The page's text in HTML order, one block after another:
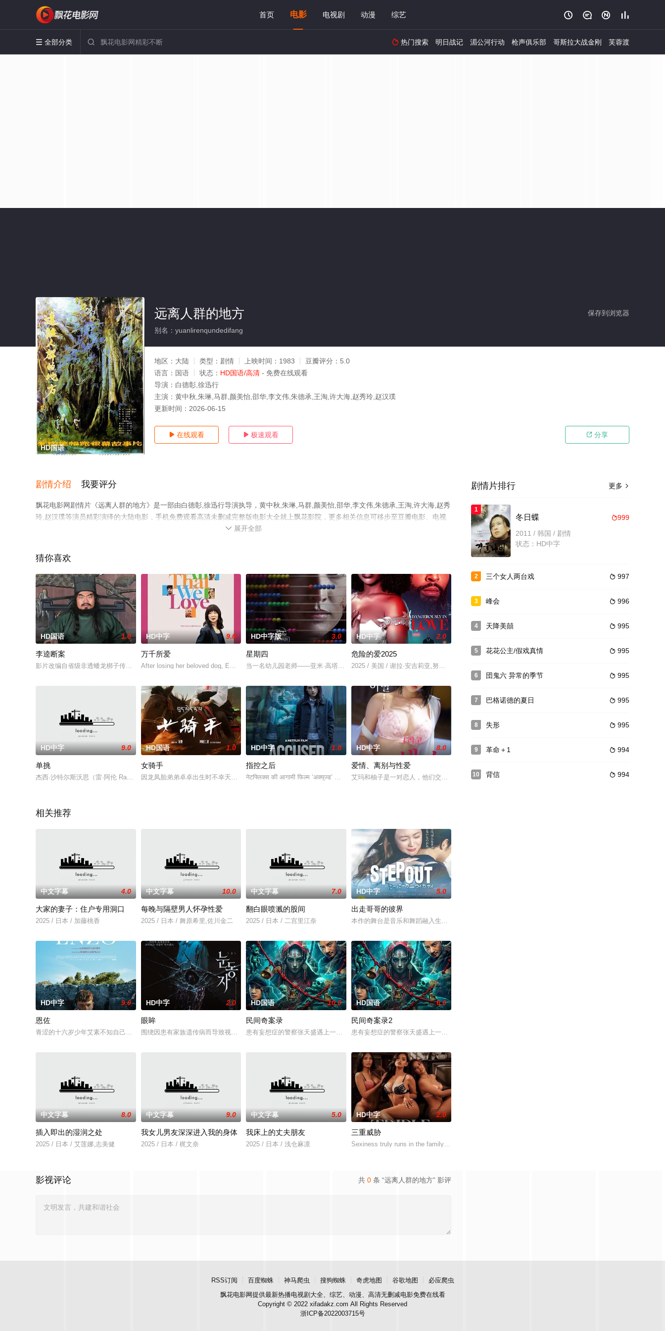
首页 电影 电视剧 动漫 综艺    
 全部分类   热门搜索 明日战记 湄公河行动 枪声俱乐部 哥斯拉大战金刚 芙蓉渡
HD国语
保存到浏览器
远离人群的地方
别名：yuanlirenqundedifang
地区： 大陆 类型： 剧情 上映时间： 1983 豆瓣评分： 5.0
语言： 国语 状态： HD国语/高清 - 免费在线观看
导演： 白德彰,徐迅行
主演： 黄中秋,朱琳,马群,颜美怡,邵华,李文伟,朱德承,王淘,许大海,赵秀玲,赵汉璞
更新时间： 2026-06-15
 在线观看  极速观看  分享
剧情介绍 我要评分
飘花电影网剧情片《远离人群的地方》是一部由白德彰,徐迅行导演执导，黄中秋,朱琳,马群,颜美怡,邵华,李文伟,朱德承,王淘,许大海,赵秀
玲,赵汉璞等演员精彩演绎的大陆电影，手机免费观看高清未删减完整版电影大全就上飘花影院，更多相关信息可移步至豆瓣电影、电视
。
 展开全部
猜你喜欢
HD国语 1.0
李逵断案
影片改编自省级非透蟠龙梆子传统剧目《李逵断案》，以蟠龙梆子戏曲艺术为表演形式，讲述梁山好汉李逵路遇不平官司，为伸张正义，自任寿张县
HD中字 9.0
万千所爱
After losing her beloved dog, Emma Gwon embarks on a heartwarming
HD中字版 3.0
星期四
当一名幼儿园老师——亚米·高塔姆绑架了 16 名小学生并提出一系列要求时，不仅震撼了孟买警察和城市，而且在全国及其政界人士中引起了
HD中字 2.0
危险的爱2025
2025 / 美国 / 谢拉·安吉莉亚,努努·瑟曼,西德尼·简妮
HD中字 9.0
单挑
杰西·沙特尔斯沃思（雷·阿伦 Ray Allen饰），全国有名的高中篮球明星。杰西一心希望在职业篮球生涯中闯出一片天下，然而却因为
HD国语 1.0
女骑手
因龙凤胎弟弟卓卓出生时不幸夭折，赛马冠军吾金将女儿央姆视如己出，以培养男儿之志的方式悉心教养。为承续父亲毕生夙愿，央姆矢志投身藏族
HD中字 1.0
指控之后
नेटफ्लिक्स की आगामी फिल्म ‘अक्यूज्ड’ सिर्फ एक थ्रिलर नहीं, बल्कि
HD中字 8.0
爱情、离别与性爱
艾玛和柚子是一对恋人，他们交往了一年，正在考虑结婚。但事实上，艾玛和公司经理才刚刚认识。一年后，
相关推荐
中文字幕 4.0
大家的妻子：住户专用洞口
2025 / 日本 / 加藤桃香
中文字幕 10.0
每晚与隔壁男人怀孕性爱
2025 / 日本 / 舞原希里,佐川金二
中文字幕 7.0
翻白眼喷溅的股间
2025 / 日本 / 二宫里江奈
HD中字 5.0
出走哥哥的彼界
本作的舞台是音乐和舞蹈融入生活的冲绳。与母亲朱音、妹妹舞一起生活的照屋踊，憧憬舞蹈学校的丽莎，开
HD中字 9.0
恩佐
青涩的十六岁少年艾素不知自己想要什么，却清楚自己不要什么：父母享受的中产生活、哥哥向往的名校前途。砌砖建墙，朴拙的体力劳动，来得实
HD中字 2.0
眼眸
围绕因患有家族遗传病而导致视力逐渐丧失的摄影师瑞真展开。在面对跨越视力障碍、好不容易成为陶艺家却离奇身亡的双胞胎妹妹瑞音时，瑞真孤
HD国语 10.0
民间奇案录
患有妄想症的警察张天盛遇上一起离奇的神像杀人事件，勘案过程中，牵引出“婴胎报仇”，“娘娘索命”等一连串妖异事件，张天盛虽被种种诡怪
HD国语 6.0
民间奇案录2
患有妄想症的警察张天盛遇上一起离奇的神像杀人事件，勘案过程中，牵引出“婴胎报仇”，“娘娘索命”等一连
中文字幕 8.0
插入即出的湿润之处
2025 / 日本 / 艾莲娜,志美健
中文字幕 9.0
我女儿男友深深进入我的身体
2025 / 日本 / 梶文奈
中文字幕 5.0
我床上的丈夫朋友
2025 / 日本 / 浅仓麻凛
HD中字 2.0
三重威胁
Sexiness truly runs in the family. Get to know VMX A-listers and
共 0 条 “远离人群的地方” 影评
影视评论
更多 
剧情片排行
1
999
冬日蝶
2011 / 韩国 / 剧情
状态：HD中字
2  997
三个女人两台戏
3  996
峰会
4  995
天降美囍
5  995
花花公主/假戏真情
6  995
団鬼六 异常的季节
7  995
巴格诺德的夏日
8  995
失形
9  994
革命＋1
10  994
背信
RSS订阅 百度蜘蛛 神马爬虫 搜狗蜘蛛 奇虎地图 谷歌地图
必应爬虫
飘花电影网提供最新热播电视剧大全、综艺、动漫、高清无删减电影免费在线看
Copyright © 2022 xifadakz.com All Rights Reserved
浙ICP备2022003715号